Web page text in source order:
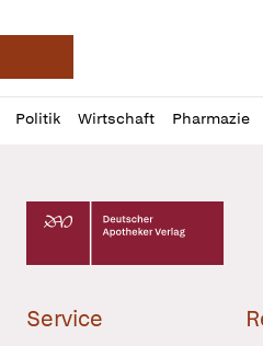
Deutsche Apotheker
Politik Wirtschaft Pharmazie
Profil
öffnen
Daz
Pur
Deutscher Apotheker Verlag
Service